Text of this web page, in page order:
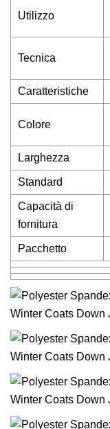
Utilizzo
Tecnica
Caratteristiche
Colore
Larghezza
Standard
Capacità di
fornitura
Pacchetto